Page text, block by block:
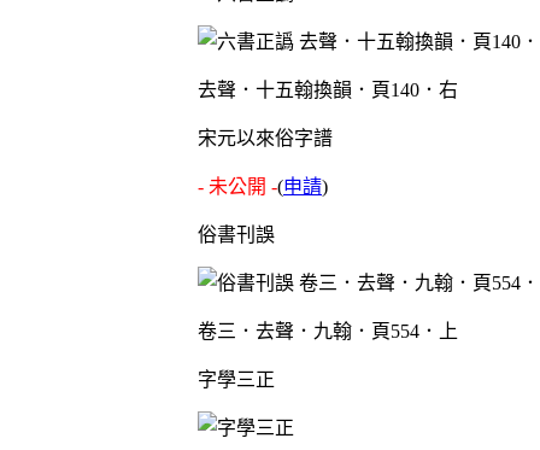
去聲．十五翰換韻．頁140．右
宋元以來俗字譜
- 未公開 -(申請)
俗書刊誤
卷三．去聲．九翰．頁554．上
字學三正